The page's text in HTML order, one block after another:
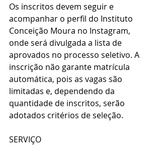
Os inscritos devem seguir e
acompanhar o perfil do Instituto
Conceição Moura no Instagram,
onde será divulgada a lista de
aprovados no processo seletivo. A
inscrição não garante matrícula
automática, pois as vagas são
limitadas e, dependendo da
quantidade de inscritos, serão
adotados critérios de seleção.
SERVIÇO